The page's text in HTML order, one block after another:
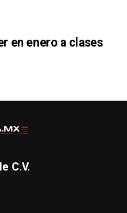
en enero a clases
C.V.